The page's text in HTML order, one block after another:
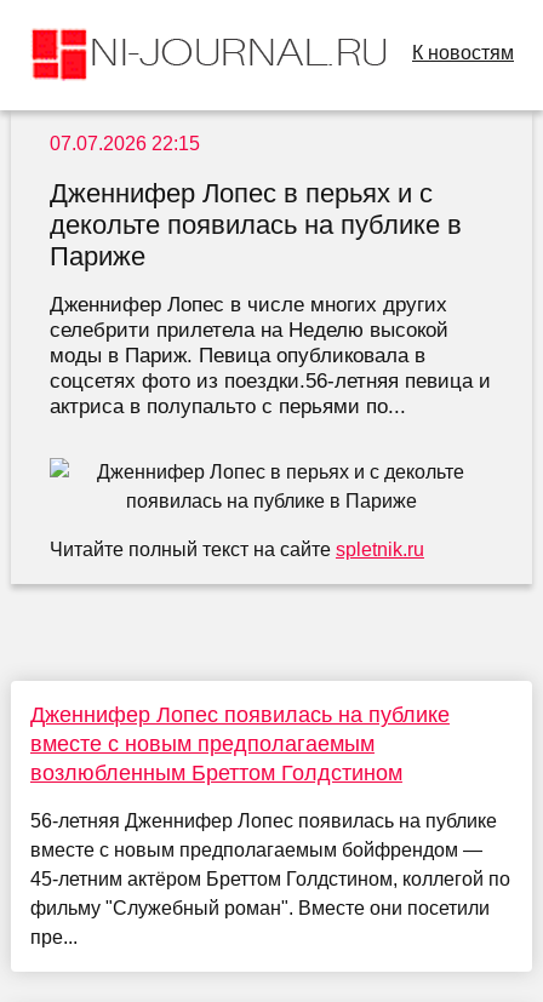
К новостям
07.07.2026 22:15
Дженнифер Лопес в перьях и с
декольте появилась на публике в
Париже
Дженнифер Лопес в числе многих других
селебрити прилетела на Неделю высокой
моды в Париж. Певица опубликовала в
соцсетях фото из поездки.56-летняя певица и
актриса в полупальто с перьями по...
Читайте полный текст на сайте spletnik.ru
Дженнифер Лопес появилась на публике
вместе с новым предполагаемым
возлюбленным Бреттом Голдстином
56-летняя Дженнифер Лопес появилась на публике
вместе с новым предполагаемым бойфрендом —
45-летним актёром Бреттом Голдстином, коллегой по
фильму "Служебный роман". Вместе они посетили
пре...